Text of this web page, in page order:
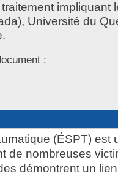
impliquant
Université du
:
(ÉSPT) est
de nombreuses
démontrent un